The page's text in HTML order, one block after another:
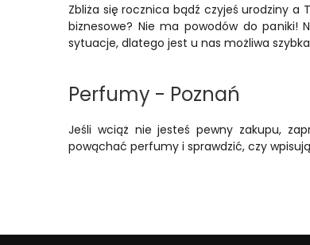
Zbliża się rocznica bądź czyjeś urodziny a
biznesowe? Nie ma powodów do paniki!
sytuacje, dlatego jest u nas możliwa
Perfumy - Poznań
Jeśli wciąż nie jesteś pewny zakupu,
powąchać perfumy i sprawdzić, czy